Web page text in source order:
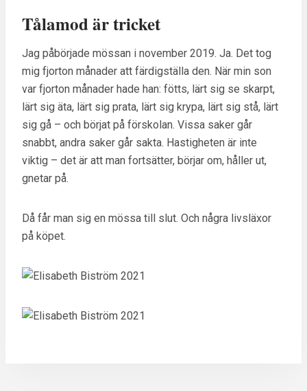
Tålamod är tricket
Jag påbörjade mössan i november 2019. Ja. Det tog
mig fjorton månader att färdigställa den. När min son
var fjorton månader hade han: fötts, lärt sig se skarpt,
lärt sig äta, lärt sig prata, lärt sig krypa, lärt sig stå, lärt
sig gå – och börjat på förskolan. Vissa saker går
snabbt, andra saker går sakta. Hastigheten är inte
viktig – det är att man fortsätter, börjar om, håller ut,
gnetar på.
Då får man sig en mössa till slut. Och några livsläxor
på köpet.